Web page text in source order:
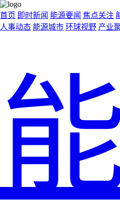
首页 即时新闻 能源要闻 焦点关注
人事动态 能源城市 环球视野 产业